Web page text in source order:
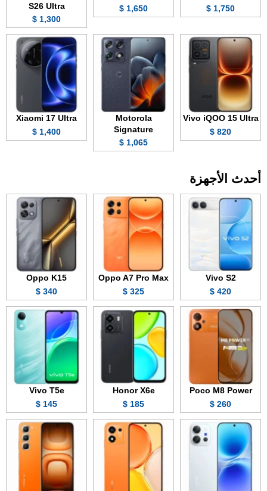
1,750 $
1,650 $
S26 Ultra
1,300 $
Vivo iQOO 15 Ultra
820 $
Motorola
Signature
1,065 $
Xiaomi 17 Ultra
1,400 $
أحدث الأجهزة
Vivo S2
420 $
Oppo A7 Pro Max
325 $
Oppo K15
340 $
Poco M8 Power
260 $
Honor X6e
185 $
Vivo T5e
145 $